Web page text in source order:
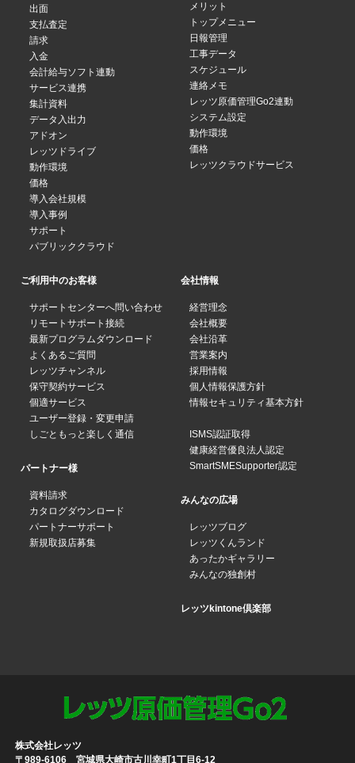
出面
支払査定
請求
入金
会計給与ソフト連動
サービス連携
集計資料
データ入出力
アドオン
レッツドライブ
動作環境
価格
導入会社規模
導入事例
サポート
パブリッククラウド
メリット
トップメニュー
日報管理
工事データ
スケジュール
連絡メモ
レッツ原価管理Go2連動
システム設定
動作環境
価格
レッツクラウドサービス
ご利用中のお客様
サポートセンターへ問い合わせ
リモートサポート接続
最新プログラムダウンロード
よくあるご質問
レッツチャンネル
保守契約サービス
個適サービス
ユーザー登録・変更申請
しごともっと楽しく通信
パートナー様
資料請求
カタログダウンロード
パートナーサポート
新規取扱店募集
会社情報
経営理念
会社概要
会社沿革
営業案内
採用情報
個人情報保護方針
情報セキュリティ基本方針
ISMS認証取得
健康経営優良法人認定
SmartSMESupporter認定
みんなの広場
レッツブログ
レッツくんランド
あったかギャラリー
みんなの独創村
レッツkintone倶楽部
株式会社レッツ
〒989-6106 宮城県大崎市古川幸町1丁目6-12